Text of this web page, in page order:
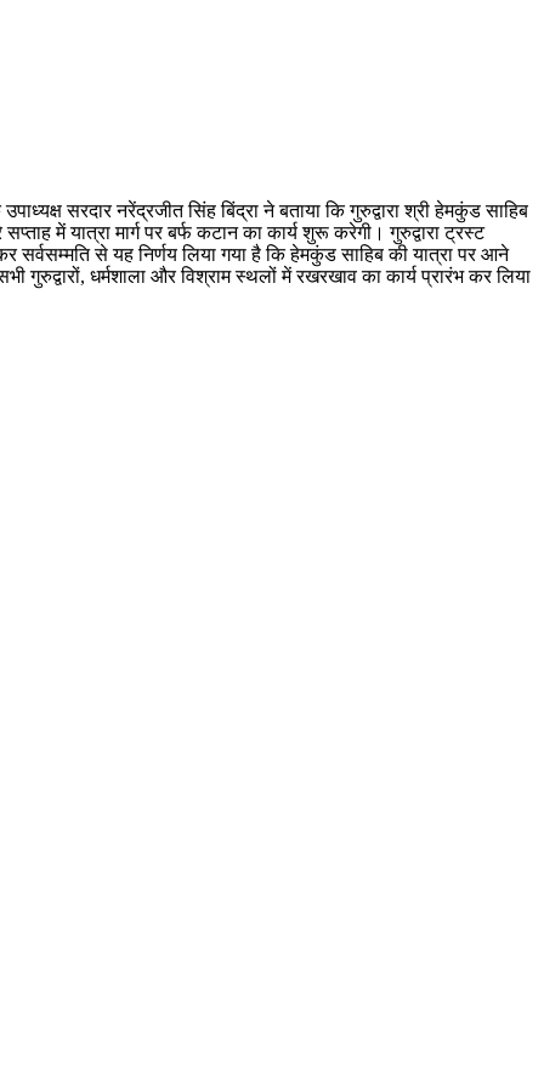
सरदार नरेंद्रजीत सिंह बिंद्रा ने बताया कि गुरुद्वारा श्री हेमकुंड साहिब
में यात्रा मार्ग पर बर्फ कटान का कार्य शुरू करेगी। गुरुद्वारा ट्रस्ट
से यह निर्णय लिया गया है कि हेमकुंड साहिब की यात्रा पर आने
धर्मशाला और विश्राम स्थलों में रखरखाव का कार्य प्रारंभ कर लिया